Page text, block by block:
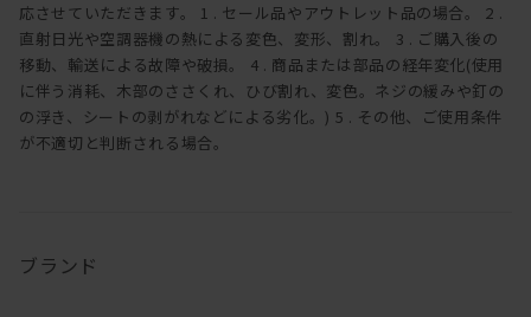
応させていただきます。 1 . セール品やアウトレット品の場合。 2 .
直射日光や空調器機の熱による変色、変形、割れ。 3 . ご購入後の
移動、輸送による故障や破損。 4 . 商品または部品の経年変化(使用
に伴う消耗、木部のささくれ、ひび割れ、変色。ネジの緩みや釘の
の浮き、シートの剥がれなどによる劣化。) 5 . その他、ご使用条件
が不適切と判断される場合。
ブランド